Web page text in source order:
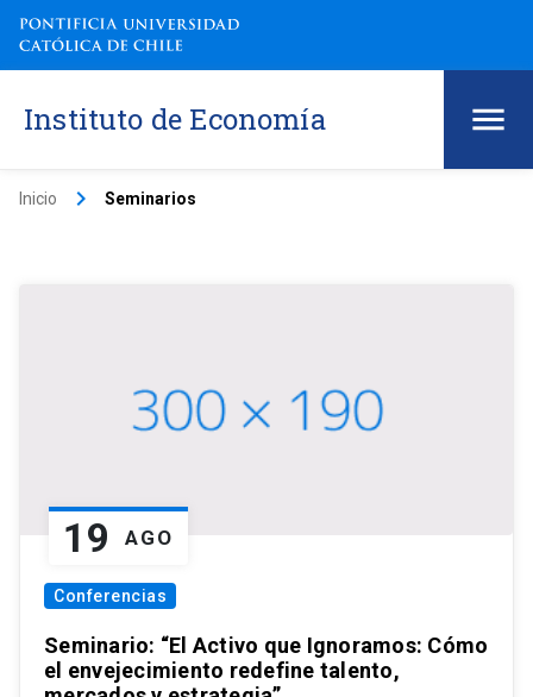
Instituto de Economía
Inicio keyboard_arrow_right Seminarios
19 AGO
Conferencias
Seminario: “El Activo que Ignoramos: Cómo
el envejecimiento redefine talento,